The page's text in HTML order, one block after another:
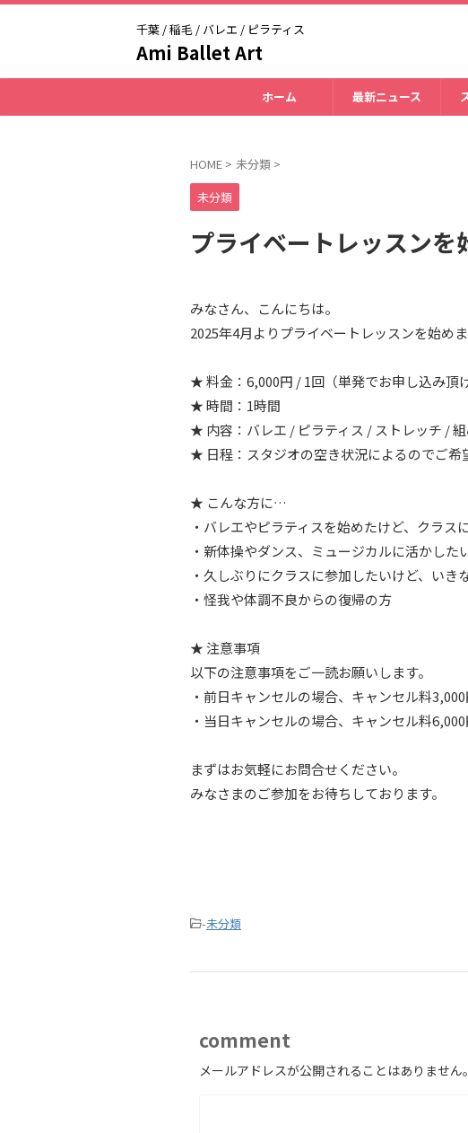
千葉 / 稲毛 / バレエ / ピラティス
Ami Ballet Art
ホーム 最新ニュース
HOME > 未分類 >
未分類
プライベートレッスンを
みなさん、こんにちは。
2025年4月よりプライベートレッスンを始めま
★ 料金：6,000円 / 1回（単発でお申し込み頂
★ 時間：1時間
★ 内容：バレエ / ピラティス / ストレッチ /
★ 日程：スタジオの空き状況によるのでご希
★ こんな方に…
・バレエやピラティスを始めたけど、クラス
・新体操やダンス、ミュージカルに活かした
・久しぶりにクラスに参加したいけど、いき
・怪我や体調不良からの復帰の方
★ 注意事項
以下の注意事項をご一読お願いします。
・前日キャンセルの場合、キャンセル料
・当日キャンセルの場合、キャンセル料
まずはお気軽にお問合せください。
みなさまのご参加をお待ちしております。
-未分類
comment
メールアドレスが公開されることはありません。